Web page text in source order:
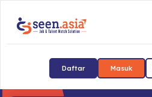
Daftar Masuk